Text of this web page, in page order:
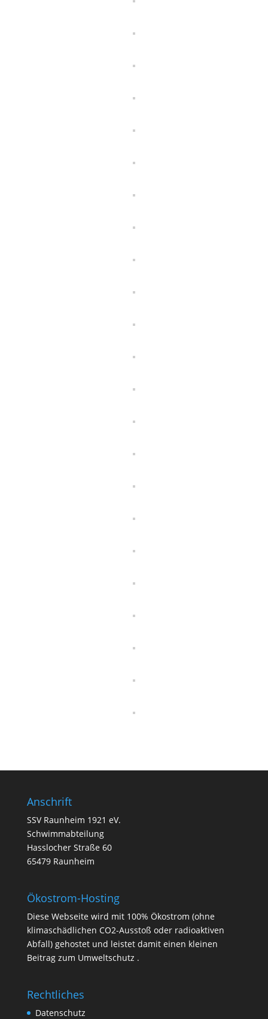
Anschrift
SSV Raunheim 1921 eV.
Schwimmabteilung
Hasslocher Straße 60
65479 Raunheim
Ökostrom-Hosting
Diese Webseite wird mit 100% Ökostrom (ohne
klimaschädlichen CO2-Ausstoß oder radioaktiven
Abfall) gehostet und leistet damit einen kleinen
Beitrag zum Umweltschutz .
Rechtliches
Datenschutz